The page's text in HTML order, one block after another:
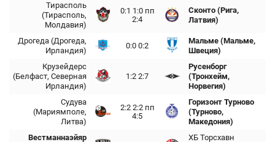
Тирасполь
(Тирасполь,
Молдавия)
0:1 1:0 пп
2:4
Сконто (Рига,
Латвия)
Дрогеда (Дрогеда,
Ирландия)
0:0 0:2
Мальме (Мальме,
Швеция)
Крузейдерс
(Белфаст, Северная
Ирландия)
1:2 2:7
Русенборг
(Тронхейм,
Норвегия)
Судува
(Мариямполе,
Литва)
2:2 2:2 пп
4:5
Горизонт Турново
(Турново,
Македония)
Вестманнаэйяр
ХБ Торсхавн